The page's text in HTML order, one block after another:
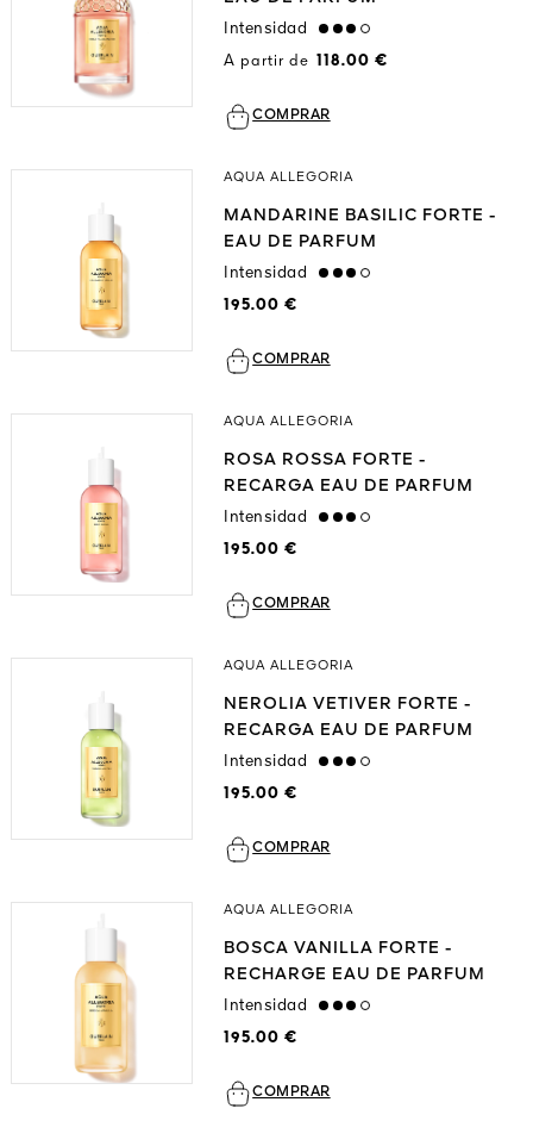
Intensidad
high
A partir de 118.00 €
COMPRAR
AQUA ALLEGORIA
MANDARINE BASILIC FORTE -
EAU DE PARFUM
Intensidad
high
195.00 €
COMPRAR
AQUA ALLEGORIA
ROSA ROSSA FORTE -
RECARGA EAU DE PARFUM
Intensidad
high
195.00 €
COMPRAR
AQUA ALLEGORIA
NEROLIA VETIVER FORTE -
RECARGA EAU DE PARFUM
Intensidad
high
195.00 €
COMPRAR
AQUA ALLEGORIA
BOSCA VANILLA FORTE -
RECHARGE EAU DE PARFUM
Intensidad
high
195.00 €
COMPRAR